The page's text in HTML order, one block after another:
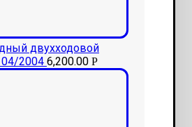
двухходовой
04/2004 6,200.00 Р